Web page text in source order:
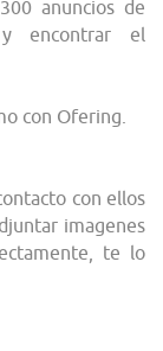
anuncios de
encontrar el
con Ofering.
con ellos
imagenes
te lo